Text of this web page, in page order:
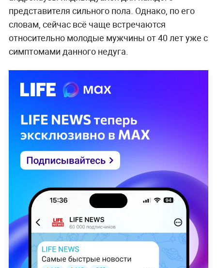
представителя сильного пола. Однако, по его
словам, сейчас всё чаще встречаются
относительно молодые мужчины от 40 лет уже с
симптомами данного недуга.